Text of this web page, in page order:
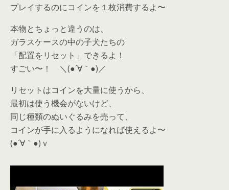
プレイするのにコインを１枚消費するよ〜
本物とちょっと違うのは、
ガラスケースの中の子犬たちの
「配置をリセット」できるよ！
すごい〜！ ＼(●´∀｀●)／
リセットはコインを大量に使うから、
最初は使う機会がないけど、
同じ種類のぬいぐるみを売って、
コインが手に入るようになれば使えるよ〜
(●´∀｀●)ｖ